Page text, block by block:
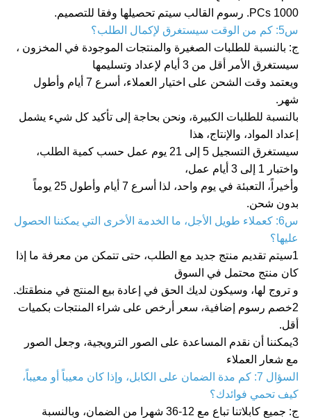
1000 PCs. رسوم القالب سيتم تحصيلها وفقا للتصميم.
س5: كم من الوقت سيستغرق لإكمال الطلب؟
ج: بالنسبة للطلبات الصغيرة والمنتجات الموجودة في المخزون ،
سيستغرق الأمر أقل من 3 أيام لإعداد وتسليمها
ويعتمد وقت الشحن على اختيار العملاء، أسرع 7 أيام وأطول
شهر.
بالنسبة للطلبات الكبيرة، ونحن بحاجة إلى تأكيد كل شيء يشمل
إعداد المواد، والإنتاج، هذا
سيستغرق التسجيل 5 إلى 21 يوم عمل حسب كمية الطلب،
واختبار 1 إلى 3 أيام عمل،
وأخيراً، التعبئة في يوم واحد، لذا أسرع 7 أيام وأطول 25 يوماً
بدون شحن.
س6: كعملاء طويل الأجل، ما الخدمة الأخرى التي يمكننا الحصول
عليها؟
1سيتم تقديم منتج جديد مع الطلب، حتى تتمكن من معرفة ما إذا
كان منتج محتمل في السوق
و تروج لها، وسيكون لديك الحق في إعادة بيع المنتج في منطقتك.
2خصم رسوم إضافية، سعر أرخص على شراء المنتجات بكميات
أقل.
3يمكننا أن نقدم المساعدة على الصور الترويجية، وجعل الصور
مع شعار العملاء
السؤال 7: كم مدة الضمان على الكابل، وإذا كان معيباً أو معيباً،
كيف تحمي فوائدك؟
ج: جميع كابلاتنا تباع مع 12-36 شهرا من الضمان، وبالنسبة